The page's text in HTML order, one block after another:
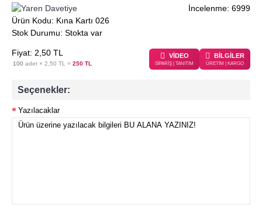
İncelenme: 6999
Ürün Kodu: Kına Kartı 026
Stok Durumu: Stokta var
Fiyat: 2 ,50 TL
100 adet × 2,50 TL = 250 TL
VİDEO
SİPARİŞ | TANITIM
BİLGİLER
ÜRETİM | KARGO
Seçenekler:
Yazılacaklar